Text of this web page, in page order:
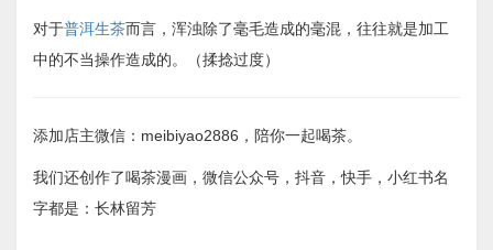
对于普洱生茶而言，浑浊除了毫毛造成的毫混，往往就是加工
中的不当操作造成的。（揉捻过度）
添加店主微信：meibiyao2886，陪你一起喝茶。
我们还创作了喝茶漫画，微信公众号，抖音，快手，小红书名
字都是：长林留芳